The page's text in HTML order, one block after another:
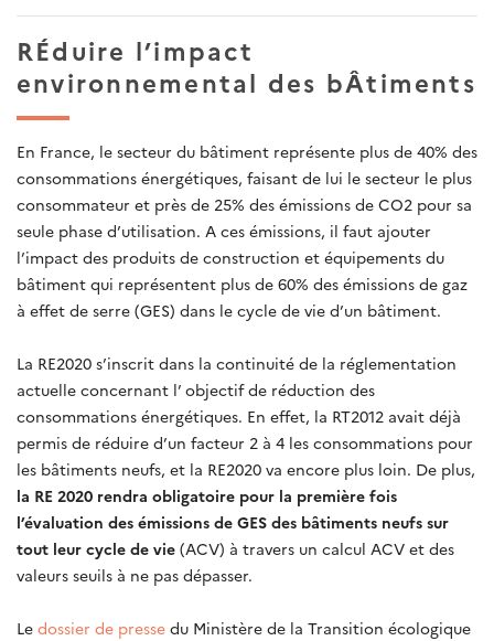
RÉduire l’impact
environnemental des bÂtiments
En France, le secteur du bâtiment représente plus de 40% des
consommations énergétiques, faisant de lui le secteur le plus
consommateur et près de 25% des émissions de CO2 pour sa
seule phase d’utilisation. A ces émissions, il faut ajouter
l’impact des produits de construction et équipements du
bâtiment qui représentent plus de 60% des émissions de gaz
à effet de serre (GES) dans le cycle de vie d’un bâtiment.
La RE2020 s’inscrit dans la continuité de la réglementation
actuelle concernant l’ objectif de réduction des
consommations énergétiques. En effet, la RT2012 avait déjà
permis de réduire d’un facteur 2 à 4 les consommations pour
les bâtiments neufs, et la RE2020 va encore plus loin. De plus,
la RE 2020 rendra obligatoire pour la première fois
l’évaluation des émissions de GES des bâtiments neufs sur
tout leur cycle de vie (ACV) à travers un calcul ACV et des
valeurs seuils à ne pas dépasser.
Le dossier de presse du Ministère de la Transition écologique